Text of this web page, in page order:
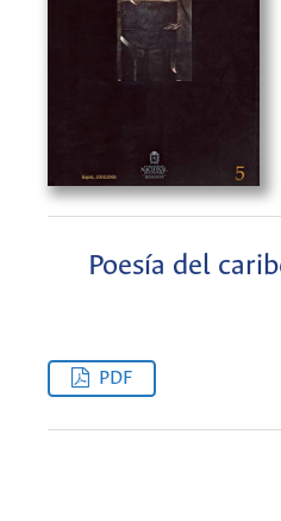
Poesía del
PDF